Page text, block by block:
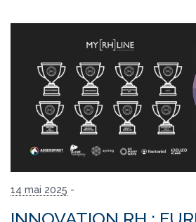
14 mai 2025 -